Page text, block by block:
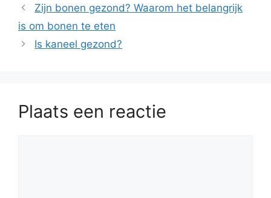
Zijn bonen gezond? Waarom het belangrijk
is om bonen te eten
Is kaneel gezond?
Plaats een reactie